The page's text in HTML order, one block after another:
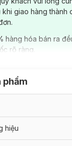
khi giao hàng thành
hàng hóa bán ra
rõ ràng.
phẩm
hiệu